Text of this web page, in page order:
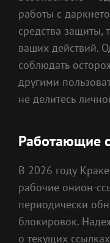
работы с
средства защиты,
ваших действий.
соблюдать
другими
не делитесь
Работающие
В 2026 году
рабочие онион-
периодически
блокировок.
о текущих